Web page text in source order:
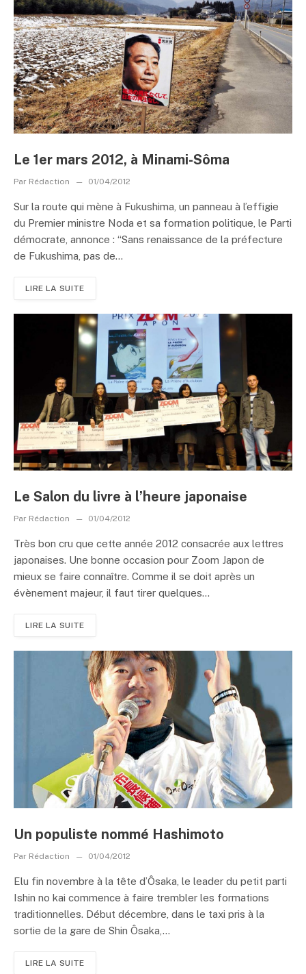
Le 1er mars 2012, à Minami-Sôma
Par Rédaction 01/04/2012
Sur la route qui mène à Fukushima, un panneau à l’effigie
du Premier ministre Noda et sa formation politique, le Parti
démocrate, annonce : “Sans renaissance de la préfecture
de Fukushima, pas de...
LIRE LA SUITE
Le Salon du livre à l’heure japonaise
Par Rédaction 01/04/2012
Très bon cru que cette année 2012 consacrée aux lettres
japonaises. Une bonne occasion pour Zoom Japon de
mieux se faire connaître. Comme il se doit après un
évènement majeur, il faut tirer quelques...
LIRE LA SUITE
Un populiste nommé Hashimoto
Par Rédaction 01/04/2012
Elu fin novembre à la tête d’Ôsaka, le leader du petit parti
Ishin no kai commence à faire trembler les formations
traditionnelles. Début décembre, dans le taxi pris à la
sortie de la gare de Shin Ôsaka,...
LIRE LA SUITE